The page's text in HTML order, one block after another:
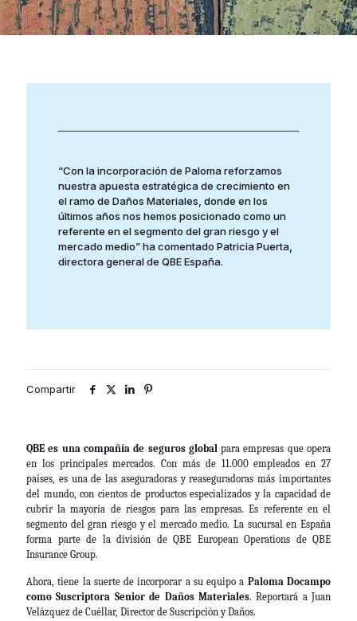
“Con la incorporación de Paloma reforzamos
nuestra apuesta estratégica de crecimiento en
el ramo de Daños Materiales, donde en los
últimos años nos hemos posicionado como un
referente en el segmento del gran riesgo y el
mercado medio” ha comentado Patricia Puerta,
directora general de QBE España.
Compartir
QBE es una compañía de seguros globalpara empresas que opera
en los principales mercados. Con más de 11.000 empleados en 27
países, es una de las aseguradoras y reaseguradoras más importantes
del mundo, con cientos de productos especializados y la capacidad de
cubrir la mayoría de riesgos para las empresas. Es referente en el
segmento del gran riesgo y el mercado medio. La sucursal en España
forma parte de la división de QBE European Operations de QBE
Insurance Group.
Ahora, tiene la suerte de incorporar a su equipo a Paloma Docampo
como Suscriptora Senior de Daños Materiales. Reportará a Juan
Velázquez de Cuéllar, Director de Suscripción y Daños.